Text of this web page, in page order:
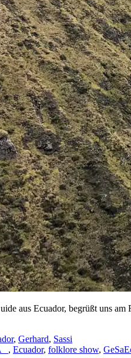
aus Ecuador, begrüßt uns
, Gerhard, Sassi
, Ecuador, folklore show,